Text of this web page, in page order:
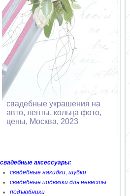
свадебные украшения на
авто, ленты, кольца фото,
цены, Москва, 2023
свадебные аксессуары:
свадебные накидки, шубки
свадебные подвязки для невесты
подъюбники